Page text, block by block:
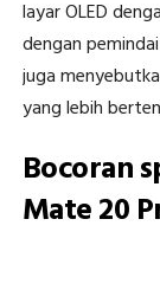
layar OLED
dengan
juga
yang lebih
Bocoran
Mate 20